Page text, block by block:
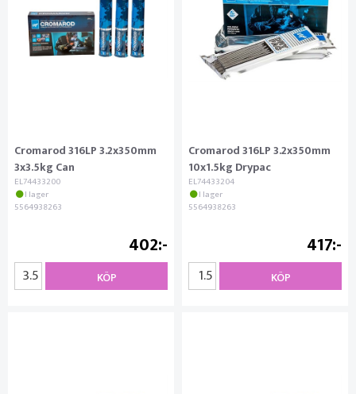
Cromarod 316LP 3.2x350mm
3x3.5kg Can
EL74433200
I lager
5564938263
402
KÖP
Cromarod 316LP 3.2x350mm
10x1.5kg Drypac
EL74433204
I lager
5564938263
417
KÖP